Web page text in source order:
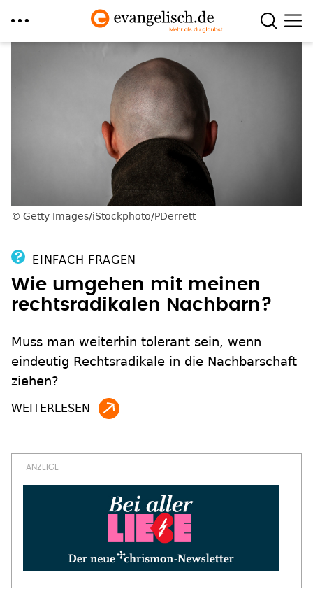
Getty Images/iStockphoto/PDerrett
EINFACH FRAGEN
Wie umgehen mit meinen
rechtsradikalen Nachbarn?
Muss man weiterhin tolerant sein, wenn
eindeutig Rechtsradikale in die Nachbarschaft
ziehen?